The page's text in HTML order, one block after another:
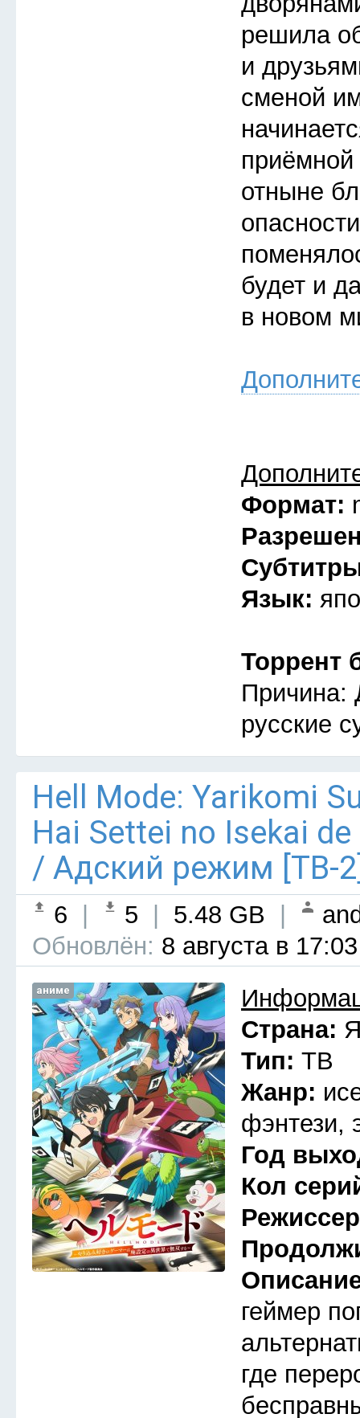
решила
и
сменой
отныне
будет и
в новом
Формат:
Язык:
Торрент
Причина:
русские
Hell Mode: Yarikomi
Hai Settei no Isekai
/ Адский режим [ТВ-
6 5 5.48 GB
Обновлён: 8 августа в 17:03
аниме
Страна:
Тип: ТВ
Жанр:
фэнтези,
Год
Кол
геймер
где